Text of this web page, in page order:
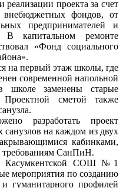
проекта за счет
внебюджетных фондов, от
предпринимателей и
В капитальном ремонте
«Фонд социального
на первый этаж школы, где
современной напольной
школе заменены старые
сметой также
разработать проект
на каждом из двух
кабинками,
требованиям СанПиН.
Касумкентской СОШ №1
мероприятия по созданию
гуманитарного профилей